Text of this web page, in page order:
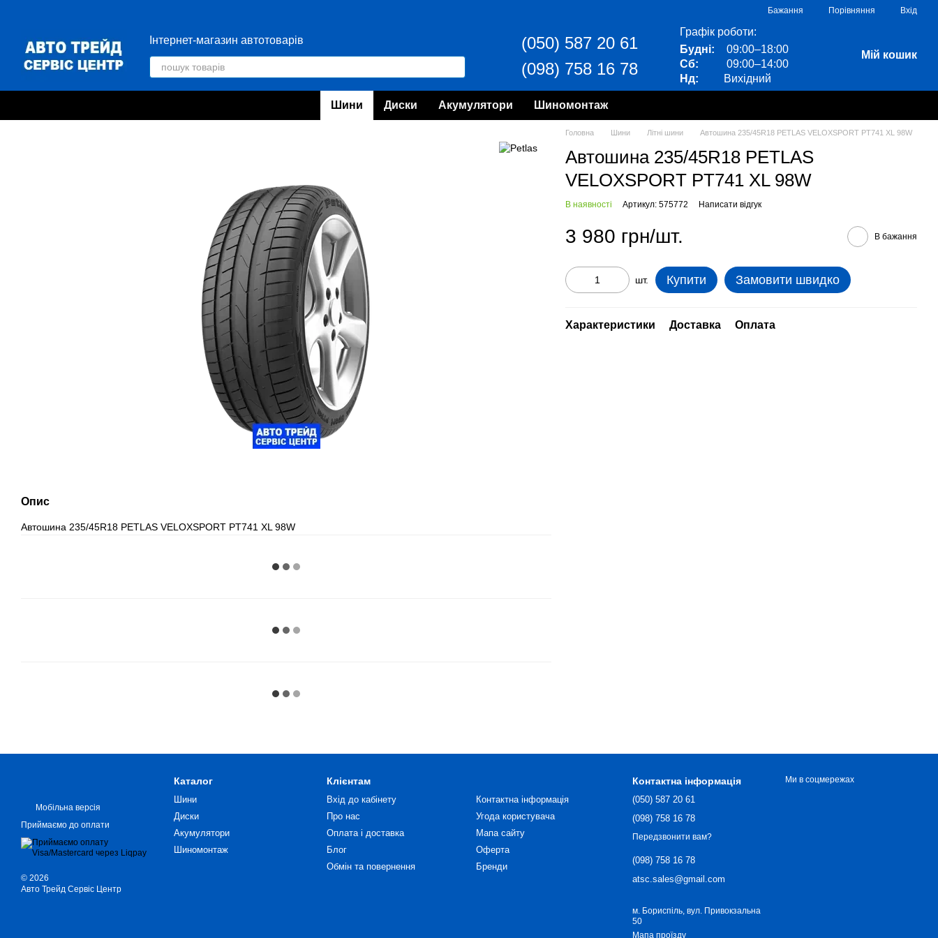
Бажання Порівняння Вхід
Інтернет-магазин автотоварів
(050) 587 20 61
(098) 758 16 78
Графік роботи:
Будні:
09:00–18:00
Сб:
09:00–14:00
Нд:
Вихідний
Мій кошик
Шини Диски Акумулятори Шиномонтаж
Опис
Автошина 235/45R18 PETLAS VELOXSPORT PT741 XL 98W
Головна Шини Літні шини Автошина 235/45R18 PETLAS VELOXSPORT PT741 XL 98W
Автошина 235/45R18 PETLAS
VELOXSPORT PT741 XL 98W
В наявності Артикул: 575772 Написати відгук
3 980 грн/шт. В бажання
шт. Купити Замовити швидко
Характеристики Доставка Оплата
Мобільна версія
Приймаємо до оплати
© 2026
Авто Трейд Сервіс Центр
Каталог
Шини
Диски
Акумулятори
Шиномонтаж
Клієнтам
Вхід до кабінету
Про нас
Оплата і доставка
Блог
Обмін та повернення
Контактна інформація
Угода користувача
Мапа сайту
Оферта
Бренди
Контактна інформація
(050) 587 20 61
(098) 758 16 78
Передзвонити вам?
(098) 758 16 78
atsc.sales@gmail.com
м. Бориспіль, вул. Привокзальна
50
Мапа проїзду
Ми в соцмережах